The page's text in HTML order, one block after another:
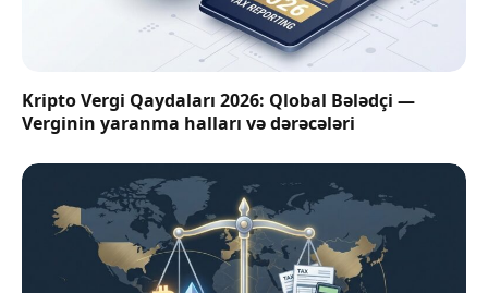
Kripto Vergi Qaydaları 2026: Qlobal Bələdçi —
Verginin yaranma halları və dərəcələri